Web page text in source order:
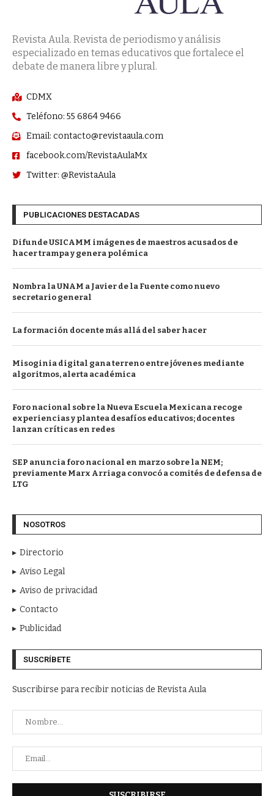
Revista Aula. Revista de periodismo y análisis
especializado en temas educativos que fortalece el
debate de manera libre y plural.
CDMX
Teléfono: 55 6864 9466
Email: contacto@revistaaula.com
facebook.com/RevistaAulaMx
Twitter: @RevistaAula
PUBLICACIONES DESTACADAS
Difunde USICAMM imágenes de maestros acusados de
hacer trampa y genera polémica
Nombra la UNAM a Javier de la Fuente como nuevo
secretario general
La formación docente más allá del saber hacer
Misoginia digital gana terreno entre jóvenes mediante
algoritmos, alerta académica
Foro nacional sobre la Nueva Escuela Mexicana recoge
experiencias y plantea desafíos educativos; docentes
lanzan críticas en redes
SEP anuncia foro nacional en marzo sobre la NEM;
previamente Marx Arriaga convocó a comités de defensa de
LTG
NOSOTROS
Directorio
Aviso Legal
Aviso de privacidad
Contacto
Publicidad
SUSCRÍBETE
Suscribirse para recibir noticias de Revista Aula